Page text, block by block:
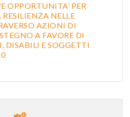
OPPORTUNITA’ PER
NELLE
AZIONI DI
A FAVORE DI
E SOGGETTI